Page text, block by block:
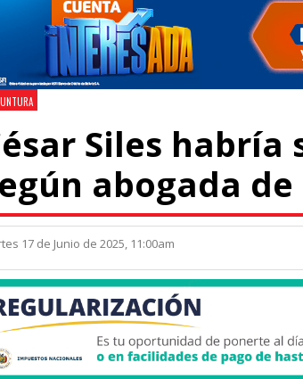
Siles habría
abogada de
17 de Junio de 2025, 11:00am